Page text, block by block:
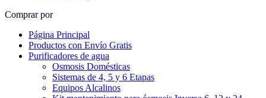
Comprar por
Página Principal
Productos con Envío Gratis
Purificadores de agua
Osmosis Domésticas
Sistemas de 4, 5 y 6 Etapas
Equipos Alcalinos